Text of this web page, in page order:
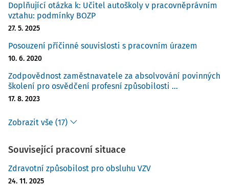
Doplňující otázka k: Učitel autoškoly v pracovněprávním
vztahu: podmínky BOZP
27. 5. 2025
Posouzení příčinné souvislosti s pracovním úrazem
10. 6. 2020
Zodpovědnost zaměstnavatele za absolvování povinných
školení pro osvědčení profesní způsobilosti ...
17. 8. 2023
Zobrazit vše (17)
Související pracovní situace
Zdravotní způsobilost pro obsluhu VZV
24. 11. 2025